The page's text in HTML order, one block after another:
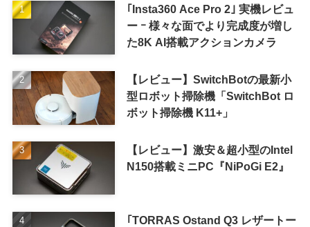
｢Insta360 Ace Pro 2｣ 実機レビュ
ー ｰ 様々な面でより完成度が増し
た8K AI搭載アクションカメラ
【レビュー】SwitchBotの最新小
型ロボット掃除機「SwitchBot ロ
ボット掃除機 K11+」
【レビュー】激安＆超小型のIntel
N150搭載ミニPC『NiPoGi E2』
｢TORRAS Ostand Q3 レザートー